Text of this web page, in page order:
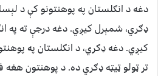
دغه د انګلستان په پوهنتونو کې د
کیږي. دغه ډګري، د انګلستان په
تر ټولو ټیټه ډګري ده. د پوهنتون